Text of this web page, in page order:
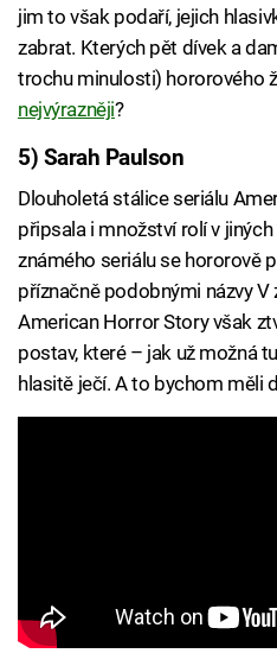
jim to však podaří, jejich
zabrat. Kterých pět dívek a
trochu minulosti) hororového
nejvýrazněji?
5) Sarah Paulson
Dlouholetá stálice seriálu
připsala i množství rolí v
známého seriálu se hororově
příznačně podobnými názvy V
American Horror Story však
postav, které – jak už možná
hlasitě ječí. A to bychom měli